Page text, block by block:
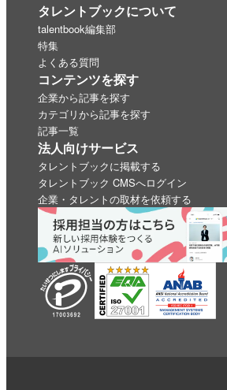
いいね スキ わくわくスゴい！学びがある
タレントブックについて
talentbook編集部
特集
よくある質問
コンテンツを探す
企業から記事を探す
カテゴリから記事を探す
記事一覧
法人向けサービス
タレントブックに掲載する
タレントブック CMSへログイン
企業・タレントの取材を依頼する